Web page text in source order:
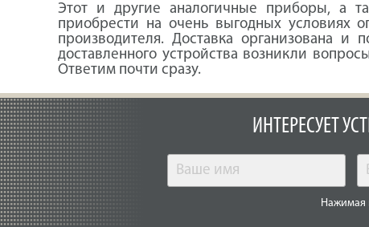
Этот и другие аналогичные приборы, а
приобрести на очень выгодных условиях
производителя. Доставка организована
доставленного устройства возникли
Ответим почти сразу.
ИНТЕРЕСУЕТ
Нажимая